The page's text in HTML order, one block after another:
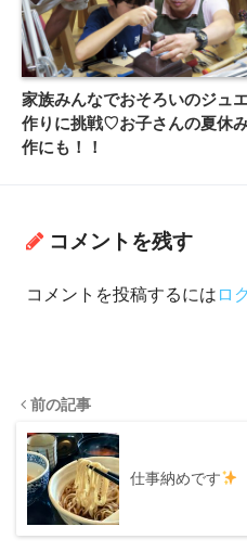
家族みんなでおそろいのジュ
作りに挑戦♡お子さんの夏休
作にも！！
コメントを残す
コメントを投稿するには ロ
前の記事
仕事納めです